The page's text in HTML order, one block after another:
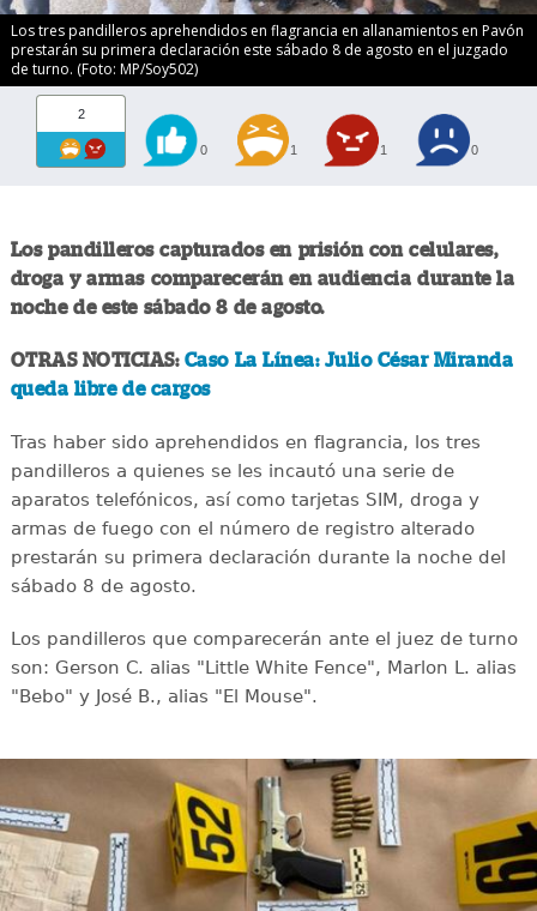
Los tres pandilleros aprehendidos en flagrancia en allanamientos en Pavón
prestarán su primera declaración este sábado 8 de agosto en el juzgado
de turno. (Foto: MP/Soy502)
2
0 1 1 0
Los pandilleros capturados en prisión con celulares,
droga y armas comparecerán en audiencia durante la
noche de este sábado 8 de agosto.
OTRAS NOTICIAS: Caso La Línea: Julio César Miranda
queda libre de cargos
Tras haber sido aprehendidos en flagrancia, los tres
pandilleros a quienes se les incautó una serie de
aparatos telefónicos, así como tarjetas SIM, droga y
armas de fuego con el número de registro alterado
prestarán su primera declaración durante la noche del
sábado 8 de agosto.
Los pandilleros que comparecerán ante el juez de turno
son: Gerson C. alias "Little White Fence", Marlon L. alias
"Bebo" y José B., alias "El Mouse".